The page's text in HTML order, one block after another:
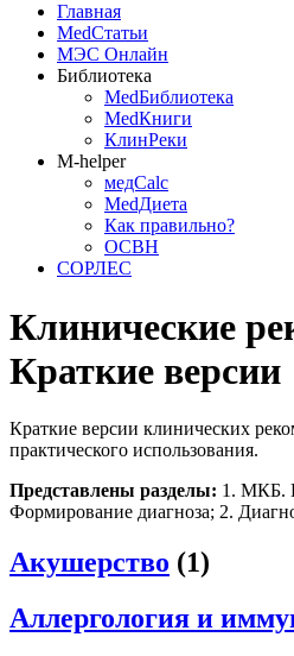
Главная
MedСтатьи
МЭС Онлайн
Библиотека
MedБиблиотека
MedКниги
КлинРеки
M-helper
медCalc
MedДиета
Как правильно?
ОСВН
СОРЛЕС
Клинические
Краткие версии
Краткие версии клинических
практического использования.
Представлены разделы: 1. МКБ.
Формирование диагноза; 2.
Акушерство (1)
Аллергология и